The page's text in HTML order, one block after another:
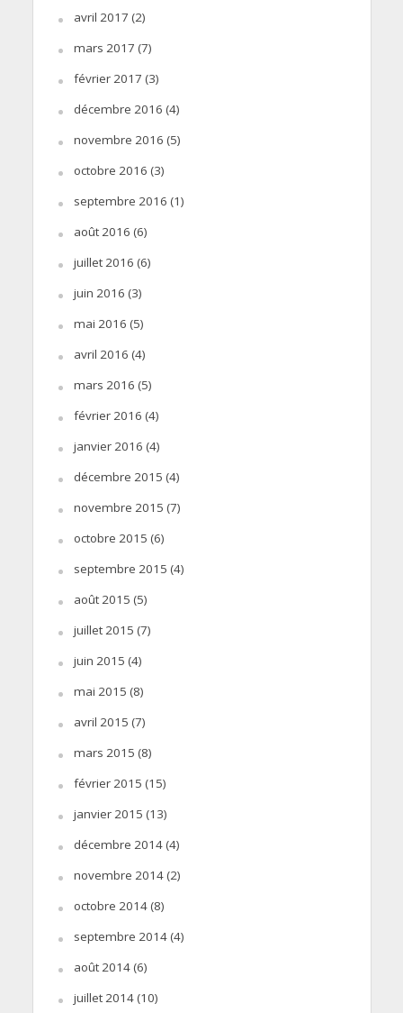
avril 2017 (2)
mars 2017 (7)
février 2017 (3)
décembre 2016 (4)
novembre 2016 (5)
octobre 2016 (3)
septembre 2016 (1)
août 2016 (6)
juillet 2016 (6)
juin 2016 (3)
mai 2016 (5)
avril 2016 (4)
mars 2016 (5)
février 2016 (4)
janvier 2016 (4)
décembre 2015 (4)
novembre 2015 (7)
octobre 2015 (6)
septembre 2015 (4)
août 2015 (5)
juillet 2015 (7)
juin 2015 (4)
mai 2015 (8)
avril 2015 (7)
mars 2015 (8)
février 2015 (15)
janvier 2015 (13)
décembre 2014(4)
novembre 2014(2)
octobre 2014(8)
septembre 2014(4)
août 2014(6)
juillet 2014(10)